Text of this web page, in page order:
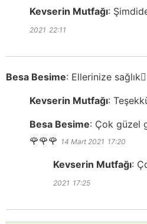
Kevserin Mutfağı:
2021 22:11
Besa Besime: Ellerinize
Kevserin Mutfağı:
Besa Besime: Çok güzel
🌹🌹🌹 14 Mart 2021 17:20
Kevserin Mutfağı:
2021 17:25